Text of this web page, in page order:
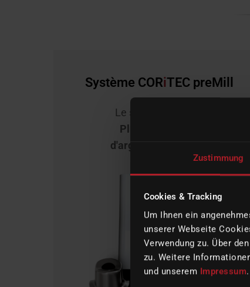
Zustimmung
Cookies & Tracking
Um Ihnen ein
unserer Webseite
Verwendung zu. Über
zu. Weitere
und unserem Impressum.
Système CORiTEC preMill
Le système validé :
Plus de temps et
d'argent économisés